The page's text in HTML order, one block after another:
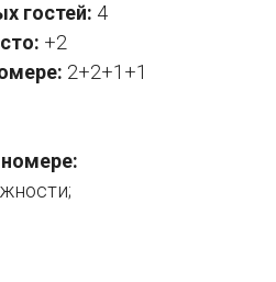
гостей: 4
+2
2+2+1+1